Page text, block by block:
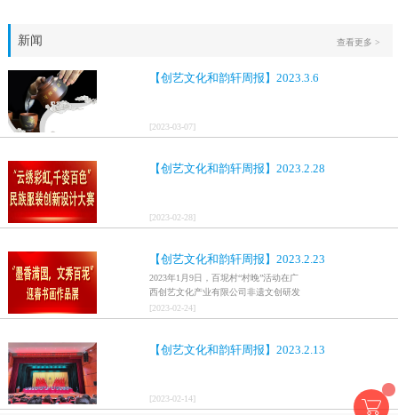
新闻
【创艺文化和韵轩周报】2023.3.6
[2023-03-07]
【创艺文化和韵轩周报】2023.2.28
[2023-02-28]
【创艺文化和韵轩周报】2023.2.23
2023年1月9日，百坭村“村晚”活动在广
西创艺文化产业有限公司非遗文创研发
基地、百色市乐业县百坭壮族织布技艺
传承创意基地正式开启，活动紧扣“启航
村特色设计舞美，突出乡村文艺新体
[2023-02-24]
【创艺文化和韵轩周报】2023.2.13
[2023-02-14]
查看更多 >